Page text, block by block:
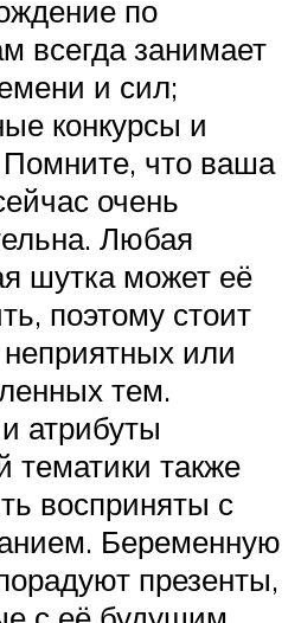
по
всегда занимает
и сил;
конкурсы и
Помните, что ваша
очень
Любая
шутка может её
поэтому стоит
неприятных или
тем.
атрибуты
тематики также
восприняты с
Беременную
презенты,